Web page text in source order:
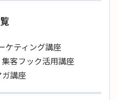
ケティング講座
客フック活用講座
講座